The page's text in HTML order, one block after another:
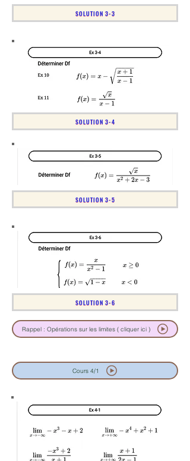
SOLUTION 3-3
SOLUTION 3-4
SOLUTION 3-5
SOLUTION 3-6
Rappel : Opérations sur les limites ( cliquer ici )
Cours 4/1